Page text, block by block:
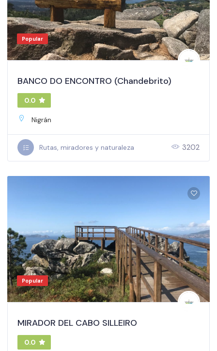
Popular
BANCO DO ENCONTRO (Chandebrito)
0.0
Nigrán
Rutas, miradores y naturaleza 3202
Popular
MIRADOR DEL CABO SILLEIRO
0.0